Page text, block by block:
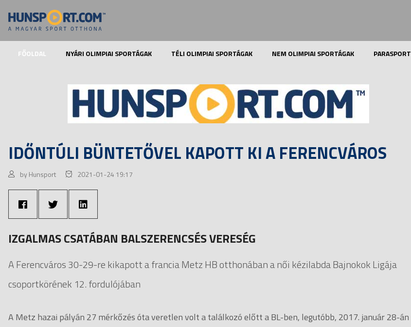
FŐOLDAL NYÁRI OLIMPIAI SPORTÁGAK TÉLI OLIMPIAI SPORTÁGAK NEM OLIMPIAI SPORTÁGAK PARASPORT
IDŐNTÚLI BÜNTETŐVEL KAPOTT KI A FERENCVÁROS
by Hunsport 2021-01-24 19:17
IZGALMAS CSATÁBAN BALSZERENCSÉS VERESÉG
A Ferencváros 30-29-re kikapott a francia Metz HB otthonában a női kézilabda Bajnokok Ligája
csoportkörének 12. fordulójában
A Metz hazai pályán 27 mérkőzés óta veretlen volt a találkozó előtt a BL-ben, legutóbb, 2017. január 28-án